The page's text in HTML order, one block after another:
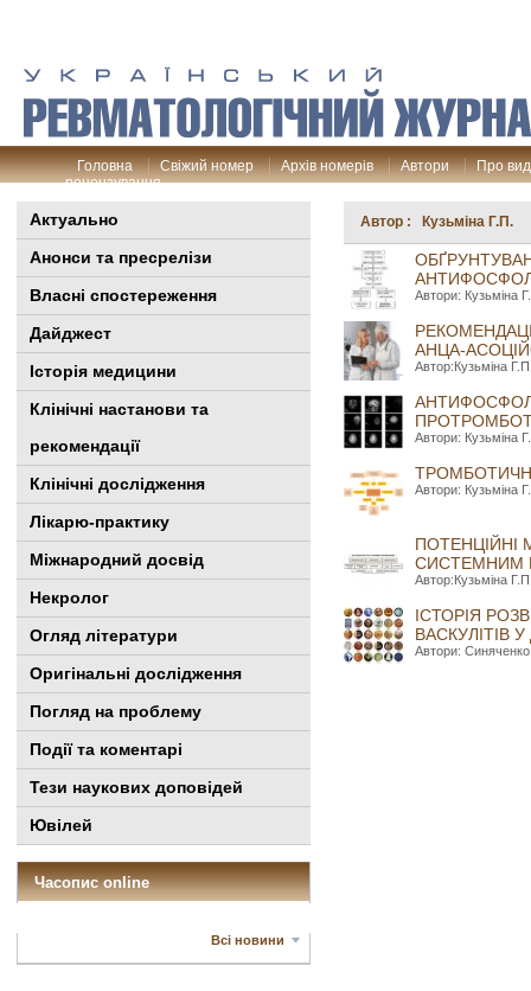
Головна Свіжий номер Архів номерів Автори
Про
рецензування
Актуально
Анонси та пресрелізи
Власні спостереження
Дайджест
Історія медицини
Клінiчні настанови та
рекомендації
Клінічні дослідження
Лікарю-практику
Міжнародний досвід
Некролог
Огляд літератури
Оригінальні дослідження
Погляд на проблему
Події та коментарі
Тези наукових доповідей
Ювілей
Часопис online
Всі новини
Автор : Кузьміна Г.П.
Автори: Кузьміна
АНЦА-
Автор:Кузьміна
Автори: Кузьміна
Автори: Кузьміна
ПОТЕНЦІЙНІ
СИСТЕМНИМ
Автор:Кузьміна
ІСТОРІЯ
ВАСКУЛІТІВ
Автори: